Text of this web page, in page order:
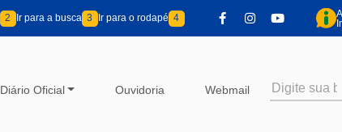
2 Ir para a busca 3 Ir para o rodapé 4
Diário Oficial Ouvidoria Webmail